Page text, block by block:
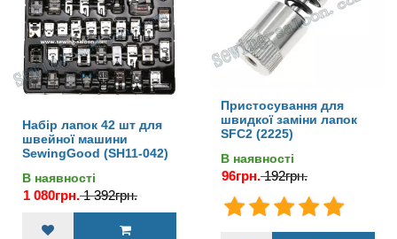
Набір лапок 42 шт для
швейної машини
SewingGood (SH11-042)
В наявності
1 080грн. 1 392грн.
Пристосування для
швидкої заміни лапок
SFC2 (2225)
В наявності
96грн. 192грн.